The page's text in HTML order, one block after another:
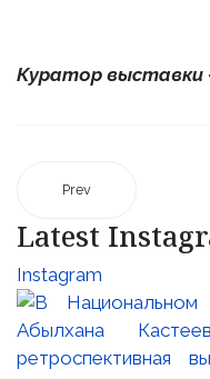
Куратор выставки
Prev
Latest
Instagram